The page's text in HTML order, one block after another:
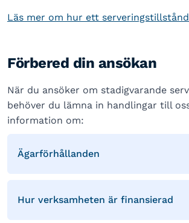
Läs mer om hur ett
Förbered din ansökan
När du ansöker om stadigvarande
behöver du lämna in handlingar till
information om:
Ägarförhållanden
Hur verksamheten är finansierad